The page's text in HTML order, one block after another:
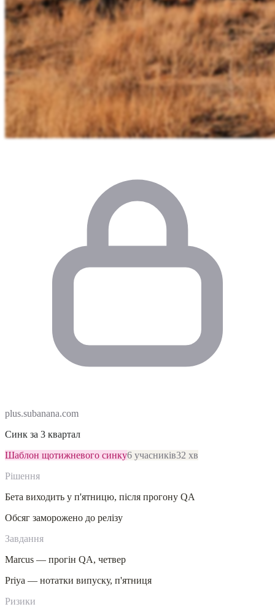
plus.subanana.com
Синк за 3 квартал
Шаблон щотижневого синку6 учасників32 хв
Рішення
Бета виходить у п'ятницю, після прогону QA
Обсяг заморожено до релізу
Завдання
Marcus — прогін QA, четвер
Priya — нотатки випуску, п'ятниця
Ризики